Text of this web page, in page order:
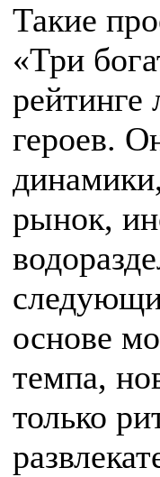
Такие
«Три
героев.
рынок,
основе
темпа,
только